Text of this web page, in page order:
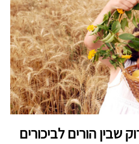
שבין הורים לביכורים